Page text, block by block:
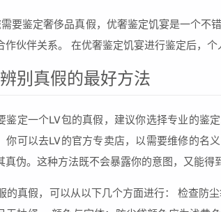
要鉴定奢侈品真假，优奢鉴定饥宴是一个不
作伙伴关系。 在优奢鉴定饥宴进行鉴定后，个
别真假的最好方法
鉴定一个LV包的真假，建议你选择专业的鉴
你可以去LV的官方专卖店，以需要维修的名
真伪。这种方法既不会暴露你的意图，又能得
的真假，可以从以下几个方面进行： 检查防